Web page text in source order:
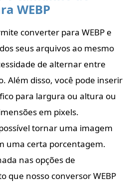
WEBP
converter para WEBP e
seus arquivos ao mesmo
de alternar entre
Além disso, você pode inserir
para largura ou altura ou
em pixels.
tornar uma imagem
uma certa porcentagem.
nas opções de
que nosso conversor WEBP